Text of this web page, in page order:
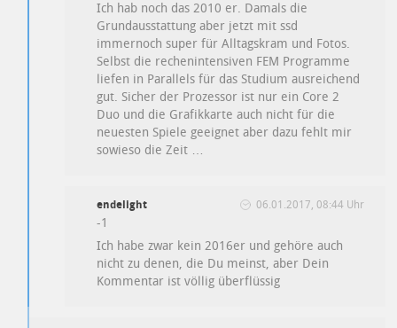
Ich hab noch das 2010 er. Damals die
Grundausstattung aber jetzt mit ssd
immernoch super für Alltagskram und Fotos.
Selbst die rechenintensiven FEM Programme
liefen in Parallels für das Studium ausreichend
gut. Sicher der Prozessor ist nur ein Core 2
Duo und die Grafikkarte auch nicht für die
neuesten Spiele geeignet aber dazu fehlt mir
sowieso die Zeit …
endelight 06.01.2017, 08:44 Uhr
-1
Ich habe zwar kein 2016er und gehöre auch
nicht zu denen, die Du meinst, aber Dein
Kommentar ist völlig überflüssig